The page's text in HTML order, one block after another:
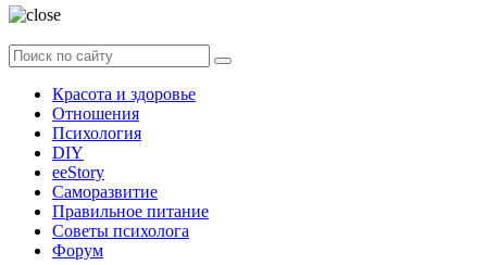
Красота и здоровье
Отношения
Психология
DIY
ееStory
Саморазвитие
Правильное питание
Советы психолога
Форум